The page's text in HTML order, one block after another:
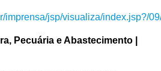
imprensa/jsp/visualiza/index.jsp?/
Pecuária e Abastecimento |